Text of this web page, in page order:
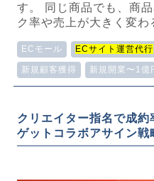
す。 同じ商品でも、商
ク率や売上が大きく変
ECモール ECサイト運営代行
新規顧客獲得 新規開業〜1億
クリエイター指名で成
ゲットコラボアサイン戦